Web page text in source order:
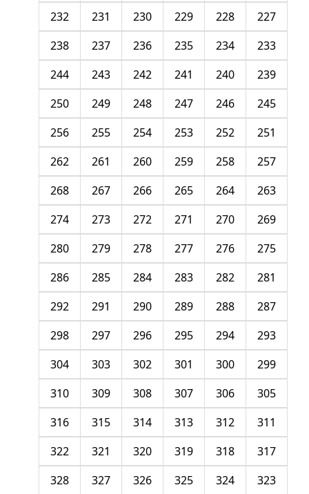
227
228
229
230
231
232
233
234
235
236
237
238
239
240
241
242
243
244
245
246
247
248
249
250
251
252
253
254
255
256
257
258
259
260
261
262
263
264
265
266
267
268
269
270
271
272
273
274
275
276
277
278
279
280
281
282
283
284
285
286
287
288
289
290
291
292
293
294
295
296
297
298
299
300
301
302
303
304
305
306
307
308
309
310
311
312
313
314
315
316
317
318
319
320
321
322
323
324
325
326
327
328